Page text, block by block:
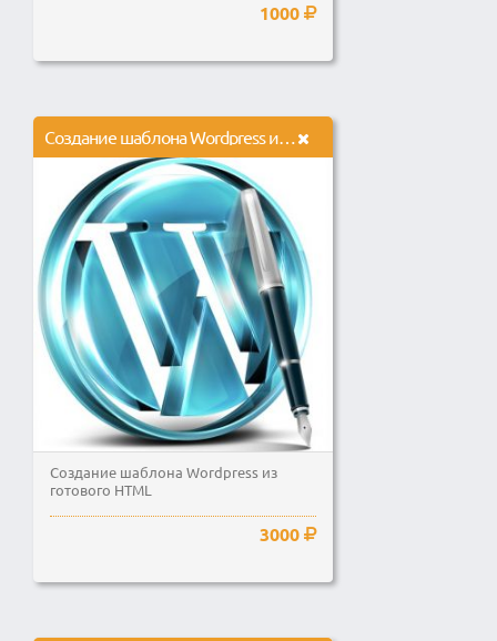
1000
Создание шаблона Wordpress из готового HTML
Создание шаблона Wordpress из
готового HTML
3000